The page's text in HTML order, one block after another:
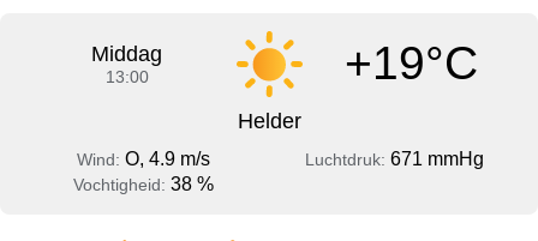
Middag
13:00 +19°C
Helder
Wind: O, 4.9 m/s Luchtdruk: 671 mmHg
Vochtigheid: 38 %